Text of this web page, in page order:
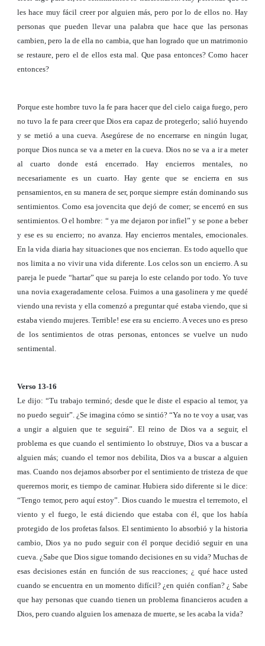
les hace muy fácil creer por alguien más, pero por lo de ellos no. Hay
personas que pueden llevar una palabra que hace que las personas
cambien, pero la de ella no cambia, que han logrado que un matrimonio
se restaure, pero el de ellos esta mal. Que pasa entonces? Como hacer
entonces?
Porque este hombre tuvo la fe para hacer que del cielo caiga fuego, pero
no tuvo la fe para creer que Dios era capaz de protegerlo; salió huyendo
y se metió a una cueva. Asegúrese de no encerrarse en ningún lugar,
porque Dios nunca se va a meter en la cueva. Dios no se va a ir a meter
al cuarto donde está encerrado. Hay encierros mentales, no
necesariamente es un cuarto. Hay gente que se encierra en sus
pensamientos, en su manera de ser, porque siempre están dominando sus
sentimientos. Como esa jovencita que dejó de comer; se encerró en sus
sentimientos. O el hombre: “ ya me dejaron por infiel” y se pone a beber
y ese es su encierro; no avanza. Hay encierros mentales, emocionales.
En la vida diaria hay situaciones que nos encierran. Es todo aquello que
nos limita a no vivir una vida diferente. Los celos son un encierro. A su
pareja le puede “hartar” que su pareja lo este celando por todo. Yo tuve
una novia exageradamente celosa. Fuimos a una gasolinera y me quedé
viendo una revista y ella comenzó a preguntar qué estaba viendo, que si
estaba viendo mujeres. Terrible! ese era su encierro. A veces uno es preso
de los sentimientos de otras personas, entonces se vuelve un nudo
sentimental.
Verso 13-16
Le dijo: “Tu trabajo terminó; desde que le diste el espacio al temor, ya
no puedo seguir”. ¿Se imagina cómo se sintió? “Ya no te voy a usar, vas
a ungir a alguien que te seguirá”. El reino de Dios va a seguir, el
problema es que cuando el sentimiento lo obstruye, Dios va a buscar a
alguien más; cuando el temor nos debilita, Dios va a buscar a alguien
mas. Cuando nos dejamos absorber por el sentimiento de tristeza de que
querernos morir, es tiempo de caminar. Hubiera sido diferente si le dice:
“Tengo temor, pero aquí estoy”. Dios cuando le muestra el terremoto, el
viento y el fuego, le está diciendo que estaba con él, que los había
protegido de los profetas falsos. El sentimiento lo absorbió y la historia
cambio, Dios ya no pudo seguir con él porque decidió seguir en una
cueva. ¿Sabe que Dios sigue tomando decisiones en su vida? Muchas de
esas decisiones están en función de sus reacciones; ¿ qué hace usted
cuando se encuentra en un momento difícil? ¿en quién confían? ¿ Sabe
que hay personas que cuando tienen un problema financieros acuden a
Dios, pero cuando alguien los amenaza de muerte, se les acaba la vida?